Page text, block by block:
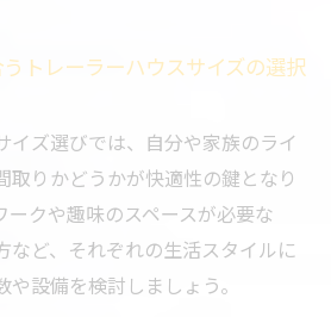
トレーラーハウスサイズの選択
イズ選びでは、自分や家族のライ
取りかどうかが快適性の鍵となり
ークや趣味のスペースが必要な
など、それぞれの生活スタイルに
設備を検討しましょう。